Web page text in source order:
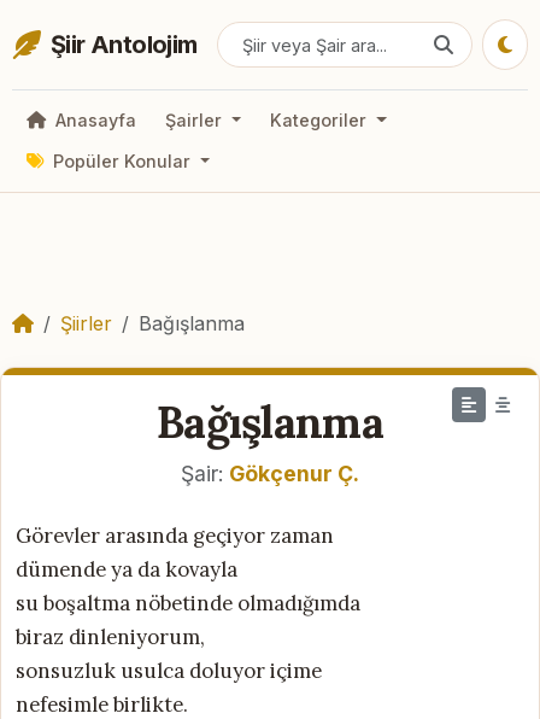
Şiir Antolojim
Anasayfa Şairler
Kategoriler
Popüler Konular
Şiirler Bağışlanma
Bağışlanma
Şair: Gökçenur Ç.
Görevler arasında geçiyor zaman
dümende ya da kovayla
su boşaltma nöbetinde olmadığımda
biraz dinleniyorum,
sonsuzluk usulca doluyor içime
nefesimle birlikte.